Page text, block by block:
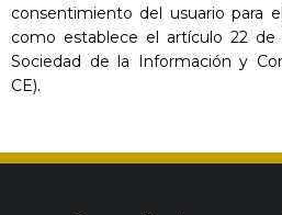
consentimiento del usuario para
como establece el artículo 22
Sociedad de la Información y
CE).